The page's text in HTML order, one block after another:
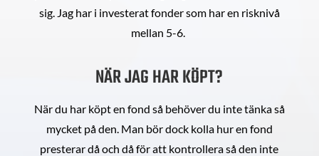
sig. Jag har i investerat fonder som har en risknivå
mellan 5-6.
NÄR JAG HAR KÖPT?
När du har köpt en fond så behöver du inte tänka så
mycket på den. Man bör dock kolla hur en fond
presterar då och då för att kontrollera så den inte